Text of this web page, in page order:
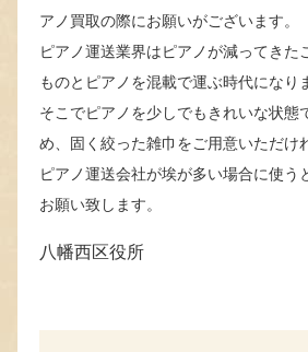
アノ買取の際にお願いがございます。
ピアノ運送業界はピアノが減ってきた
ものとピアノを混載で運ぶ時代になり
そこでピアノを少しでもきれいな状態
め、固く絞った雑巾をご用意いただけ
ピアノ運送会社が埃が多い場合に使う
お願い致します。
八幡西区役所